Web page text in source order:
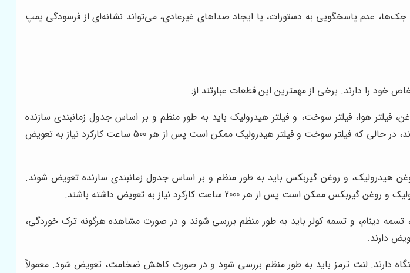
عدم پاسخگویی به دستورات، یا ایجاد صداهای غیرعادی، می‌تواند نشانه‌ای از فرسودگی پمپ
را دارند. برخی از مهمترین این قطعات عبارتند از:
هوا، فیلتر سوخت، و فیلتر هیدرولیک باید به طور منظم و بر اساس جدول زمانبندی سازنده
تعویض شوند. معمولاً فیلتر روغن و فیلتر هوا پس از هر 250 ساعت کارکرد تعویض می‌شوند، در حالی که فیلتر سوخت و فیلتر هیدرولیک ممکن است پس از هر 500 ساعت کارکرد نیاز به تعویض
هیدرولیک، و روغن گیربکس باید به طور منظم و بر اساس جدول زمانبندی سازنده تعویض شوند.
تسمه دینام، و تسمه کولر باید به طور منظم بررسی شوند و در صورت مشاهده هرگونه ترک خوردگی،
دارند. لنت ترمز باید به طور منظم بررسی شود و در صورت کاهش ضخامت، تعویض شود. معمولاً